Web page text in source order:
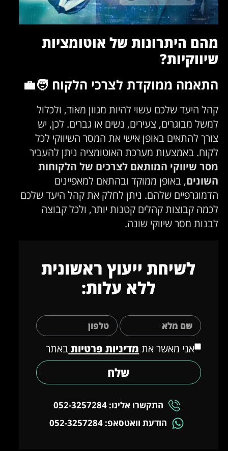
מהם היתרונות של אוטומציות
שיווקיות?
התאמה ממוקדת לצרכי הלקוח 🧑‍💼
קהל היעד שלכם עשוי להיות מגוון מאוד, ולכלול
למשל מבוגרים, צעירים, נשים או גברים. לכן, יש
צורך להתאים באופן אישי את המסר השיווקי לכל
לקוח. באמצעות מערכת האוטומציה ניתן להעביר
מסר שיווקי המותאם לצרכים של הלקוחות
השונים, באופן ממוקד ובהתאם למאפיינים
הדמוגרפיים שלהם. ניתן לחלק את קהל היעד שלכם
לכמה קבוצות קהלים קטנות יותר, ולכל קבוצה
לבנות מסר שיווקי שונה.
לשיחת ייעוץ ראשונית
ללא עלות:
אני מאשר את מדיניות פרטיותבאתר
שלח
התקשרו אלינו: 052-3257284
הודעת וואטסאפ: 052-3257284